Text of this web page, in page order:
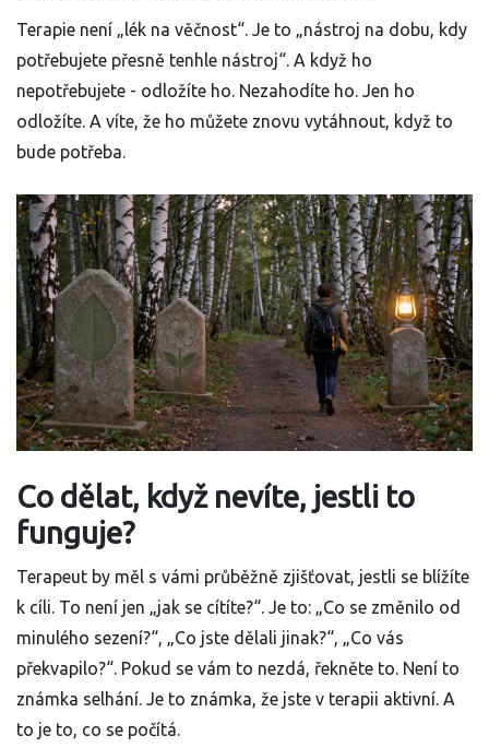
Terapie není „lék na věčnost“. Je to „nástroj na dobu, kdy
potřebujete přesně tenhle nástroj“. A když ho
nepotřebujete - odložíte ho. Nezahodíte ho. Jen ho
odložíte. A víte, že ho můžete znovu vytáhnout, když to
bude potřeba.
Co dělat, když nevíte, jestli to
funguje?
Terapeut by měl s vámi průběžně zjišťovat, jestli se blížíte
k cíli. To není jen „jak se cítíte?“. Je to: „Co se změnilo od
minulého sezení?“, „Co jste dělali jinak?“, „Co vás
překvapilo?“. Pokud se vám to nezdá, řekněte to. Není to
známka selhání. Je to známka, že jste v terapii aktivní. A
to je to, co se počítá.